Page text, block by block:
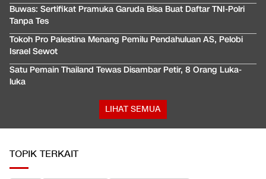
Buwas: Sertifikat Pramuka Garuda Bisa Buat Daftar TNI-Polri
Tanpa Tes
Tokoh Pro Palestina Menang Pemilu Pendahuluan AS, Pelobi
Israel Sewot
Satu Pemain Thailand Tewas Disambar Petir, 8 Orang Luka-
luka
LIHAT SEMUA
TOPIK TERKAIT